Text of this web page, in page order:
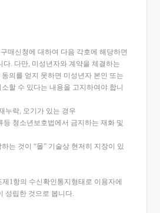
매신청에 대하여 다음 각호에 해당하면
다. 다만, 미성년자와 계약을 체결하는
의를 얻지 못하면 미성년자 본인 또는
할 수 있다는 내용을 고지하여야 합니
누락, 오기가 있는 경우
등 청소년보호법에서 금지하는 재화 및
는 것이 “몰” 기술상 현저히 지장이 있
1항의 수신확인통지형태로 이용자에
성립한 것으로 봅니다.